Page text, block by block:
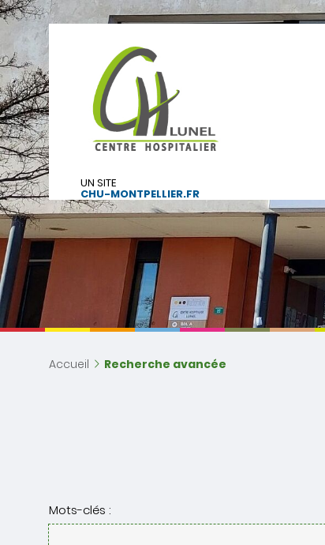
UN SITE
CHU-MONTPELLIER.FR
Accueil Recherche avancée
Mots-clés :